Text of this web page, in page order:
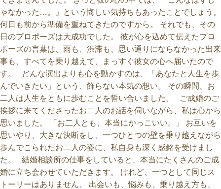
ゃなかった…。」という悔しい気持ちもあったことでしょう。
何日も前から準備を重ねてきたのですから。 それでも、その
日のプロポーズは大成功でした。 彼が心を込めて伝えたプロ
ポーズの言葉は、雨も、渋滞も、思い通りにならなかった出来
事も、すべてを乗り越えて、まっすぐ彼女の心へ届いたので
す。 どんな演出よりも心を動かすのは、「あなたと人生を歩
んでいきたい」という、飾らない本気の想い。 その瞬間、お
二人は人生をともに歩むことを誓い合いました。 ご成婚のご
挨拶に来てくださったお二人のお話を伺いながら、私は心から
思いました。 「お二人とも、本当にかっこいい。」 お互いを
思いやり、大きな決断をし、一つひとつの壁を乗り越えながら
歩んでこられたお二人の姿に、私自身も深く感銘を受けまし
た。 結婚相談所の仕事をしていると、本当にたくさんのご成
婚に立ち会わせていただきます。 けれど、一つとして同じス
トーリーはありません。 出会いも、悩みも、乗り越え方も、